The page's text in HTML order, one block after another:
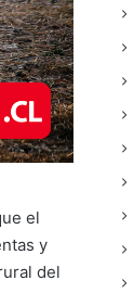
el
y
del